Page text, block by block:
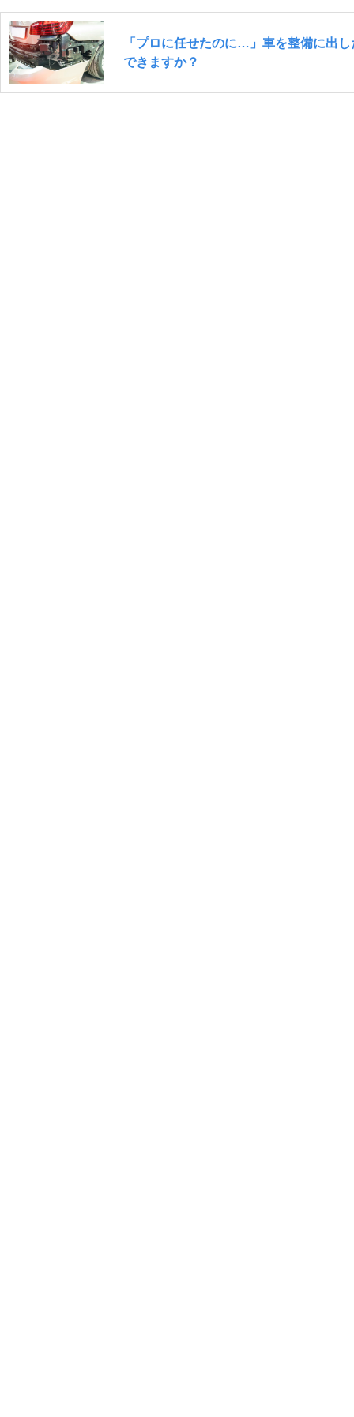
「プロに任せたのに…」車を整備に出
できますか？